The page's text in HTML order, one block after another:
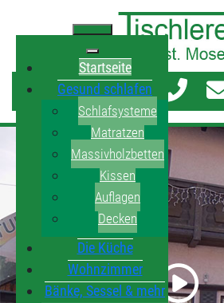
Startseite
Gesund schlafen
Schlafsysteme
Matratzen
Massivholzbetten
Kissen
Auflagen
Decken
Die Küche
Wohnzimmer
Bänke, Sessel & mehr